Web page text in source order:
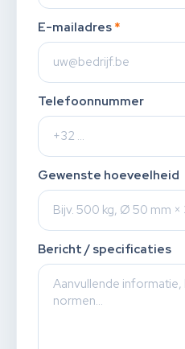
E-mailadres *
Telefoonnummer
Gewenste hoeveelheid
Bericht / specificaties